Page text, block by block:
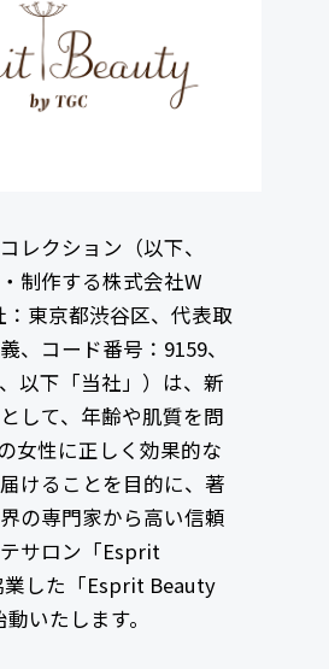
レクション（以下、
制作する株式会社W
：東京都渋谷区、代表取
、コード番号：9159、
以下「当社」）は、新
して、年齢や肌質を問
女性に正しく効果的な
けることを目的に、著
の専門家から高い信頼
サロン「Esprit
した「Esprit Beauty
いたします。